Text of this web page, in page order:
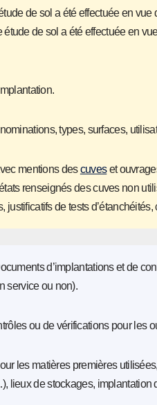
de sol a été effectuée en vue
étude de sol a été effectuée en
types, surfaces,
mentions descuveset
renseignés des cuves non
justificatifs de tests
d’implantations et de
service ou non).
ou de vérifications pour les
les matières premières
lieux de stockages,